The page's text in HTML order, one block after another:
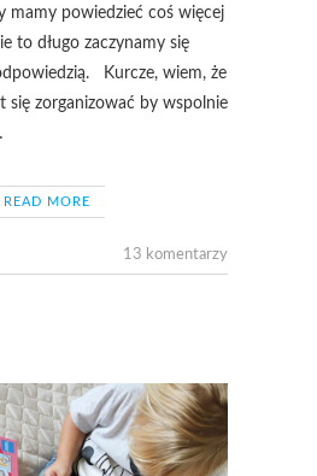
mamy powiedzieć coś więcej
to długo zaczynamy się
Kurcze, wiem, że
się zorganizować by wspolnie
READ MORE
13 komentarzy